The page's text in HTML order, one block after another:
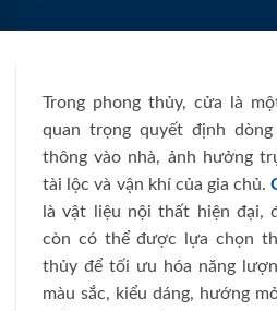
Trong phong thủy, cửa là
quan trọng quyết định
thông vào nhà, ảnh hưởng
tài lộc và vận khí của gia chủ.
là vật liệu nội thất hiện đại,
còn có thể được lựa chọn
thủy để tối ưu hóa năng
màu sắc, kiểu dáng, hướng